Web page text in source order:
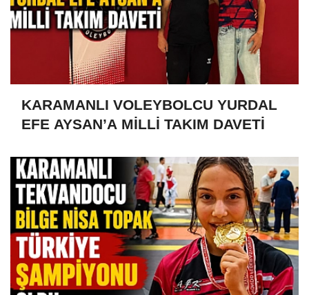
KARAMANLI VOLEYBOLCU YURDAL
EFE AYSAN’A MİLLİ TAKIM DAVETİ